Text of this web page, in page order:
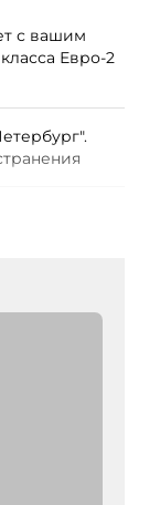
с вашим
Евро-2